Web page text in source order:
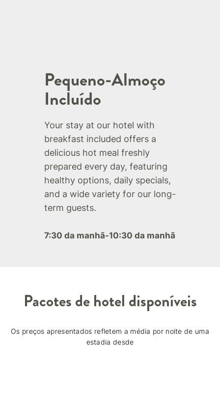
Pequeno-Almoço
Incluído
Your stay at our hotel with
breakfast included offers a
delicious hot meal freshly
prepared every day, featuring
healthy options, daily specials,
and a wide variety for our long-
term guests.
7:30 da manhã-10:30 da manhã
Pacotes de hotel disponíveis
Os preços apresentados refletem a média por noite de uma
estadia desde